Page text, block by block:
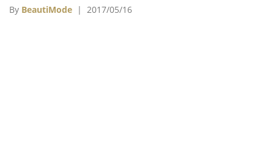
的法非混血兒莎賓娜奥扎尼（Sabrina Ouazani）主演。
By BeautiMode | 2017/05/16